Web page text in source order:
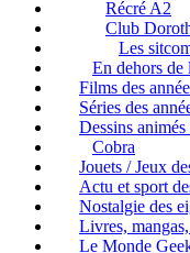
Récré A2
Club
Les
En dehors de
Films des
Séries des
Dessins animés
Cobra
Jouets / Jeux
Actu et sport
Nostalgie des
Livres,
Le Monde